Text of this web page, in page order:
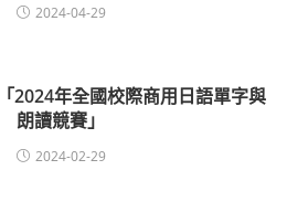
2024-04-29
2024年全國校際商用日語單字與
朗讀競賽」
2024-02-29